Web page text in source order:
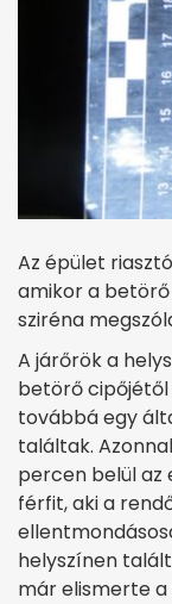
Az épület
amikor a
sziréna
A járőrök a
betörő
továbbá egy
találtak.
percen belül az
férfit, aki a
helyszínen
már elismerte